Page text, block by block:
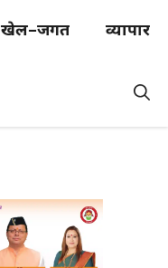
खेल–जगत व्यापार